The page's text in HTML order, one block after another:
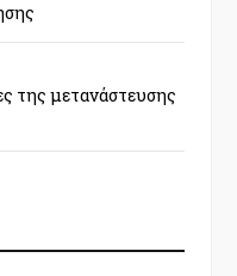
της μετανάστευσης